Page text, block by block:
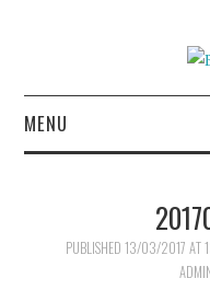
MENU
PUBLISHED 13/03/2017 AT